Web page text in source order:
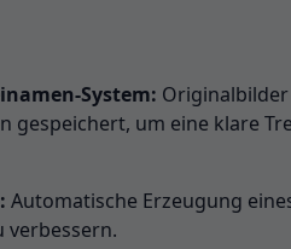
System:
gespeichert, um eine klare
Automatische Erzeugung
verbessern.